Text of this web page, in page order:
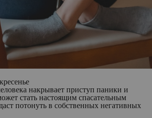
накрывает приступ паники и
стать настоящим спасательным
потонуть в собственных негативных